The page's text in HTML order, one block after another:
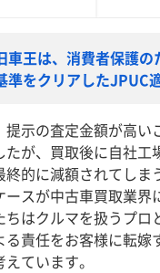
車王は、消費者保護の
準をクリアしたJPUC
提示の査定金額が高い
たが、買取後に自社工
的に減額されてしま
ースが中古車買取業界
ちはクルマを扱うプロ
る責任をお客様に転嫁
ています。